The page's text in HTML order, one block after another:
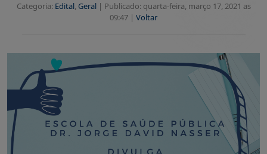
Categoria: Edital, Geral| Publicado: quarta-feira, março 17, 2021 as
09:47 | Voltar